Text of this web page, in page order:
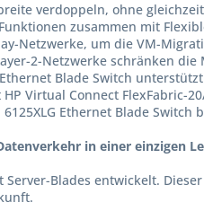
verdoppeln, ohne
zusammen mit
Netzwerke, um die VM-
2-Netzwerke schränken
Blade Switch
Virtual Connect FlexFabric-
Ethernet Blade Switch
in einer einzigen
Blades entwickelt.